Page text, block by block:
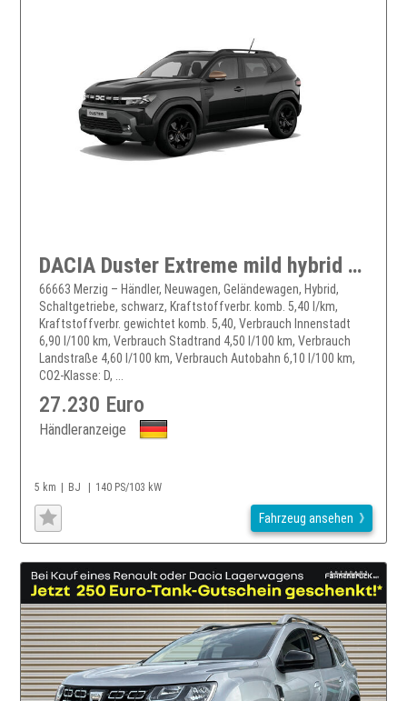
DACIA Duster Extreme mild hybrid 140
66663 Merzig – Händler, Neuwagen, Geländewagen, Hybrid,
Schaltgetriebe, schwarz, Kraftstoffverbr. komb. 5,40 l/km,
Kraftstoffverbr. gewichtet komb. 5,40, Verbrauch Innenstadt
6,90 l/100 km, Verbrauch Stadtrand 4,50 l/100 km, Verbrauch
Landstraße 4,60 l/100 km, Verbrauch Autobahn 6,10 l/100 km,
CO2-Klasse: D, ...
27.230 Euro
Händleranzeige
5 km BJ 140 PS/103 kW
Fahrzeug ansehen